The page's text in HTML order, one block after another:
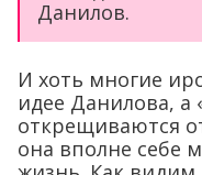
Данилов.
И хоть многие
идее Данилова, а
открещиваются
она вполне себе